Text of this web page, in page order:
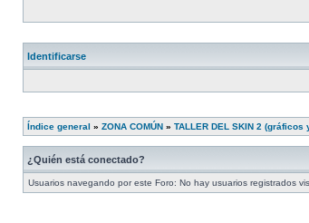
Identificarse
Índice general » ZONA COMÚN » TALLER DEL SKIN 2
¿Quién está conectado?
Usuarios navegando por este Foro: No hay usuarios registrados